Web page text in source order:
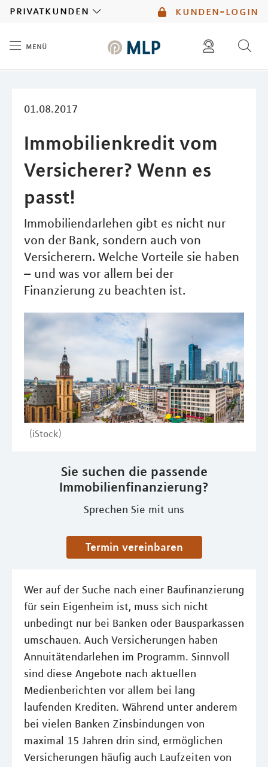
kunden-login
privatkunden
menü
01.08.2017
Immobilienkredit vom
Versicherer? Wenn es
passt!
Immobiliendarlehen gibt es nicht nur
von der Bank, sondern auch von
Versicherern. Welche Vorteile sie haben
– und was vor allem bei der
Finanzierung zu beachten ist.
(iStock)
Sie suchen die passende
Immobilienfinanzierung?
Sprechen Sie mit uns
Termin vereinbaren
Wer auf der Suche nach einer Baufinanzierung
für sein Eigenheim ist, muss sich nicht
unbedingt nur bei Banken oder Bausparkassen
umschauen. Auch Versicherungen haben
Annuitätendarlehen im Programm. Sinnvoll
sind diese Angebote nach aktuellen
Medienberichten vor allem bei lang
laufenden Krediten. Während unter anderem
bei vielen Banken Zinsbindungen von
maximal 15 Jahren drin sind, ermöglichen
Versicherungen häufig auch Laufzeiten von